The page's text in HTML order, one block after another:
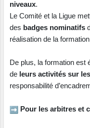
niveaux.
Le Comité et la Ligue
des badges nominatifs
réalisation de la
De plus, la formation est
de leurs activités sur
responsabilité
Pour les arbitres et